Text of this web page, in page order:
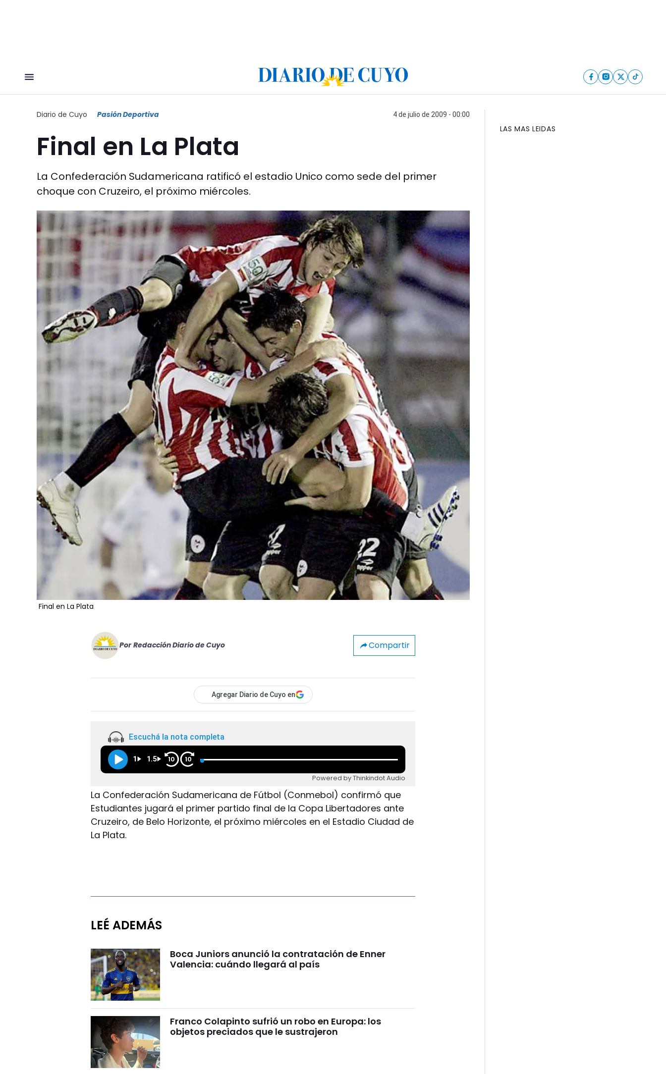
Diario de Cuyo Pasión Deportiva 4 de julio de 2009 - 00:00
Final en La Plata
La Confederación Sudamericana ratificó el estadio Unico como sede del primer
choque con Cruzeiro, el próximo miércoles.
Final en La Plata
Por Redacción Diario de Cuyo Compartir
Agregar Diario de Cuyo en
Escuchá la nota completa
1 1.5 10 10
Powered by Thinkindot Audio
La Confederación Sudamericana de Fútbol (Conmebol) confirmó que
Estudiantes jugará el primer partido final de la Copa Libertadores ante
Cruzeiro, de Belo Horizonte, el próximo miércoles en el Estadio Ciudad de
La Plata.
LEÉ ADEMÁS
Boca Juniors anunció la contratación de Enner
Valencia: cuándo llegará al país
Franco Colapinto sufrió un robo en Europa: los
objetos preciados que le sustrajeron
LAS MAS LEIDAS